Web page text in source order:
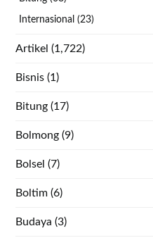
Internasional (23)
Artikel (1,722)
Bisnis (1)
Bitung (17)
Bolmong (9)
Bolsel (7)
Boltim (6)
Budaya (3)